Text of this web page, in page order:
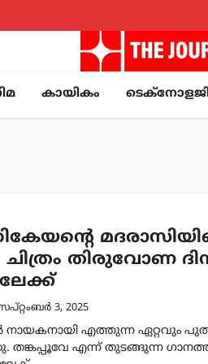
കായികം
ചിത്രം തിരുവോണ
3, 2025
എത്തുന്ന ഏറ്റവും
തങ്കപ്പൂവേ എന്ന് തുടങ്ങുന്ന